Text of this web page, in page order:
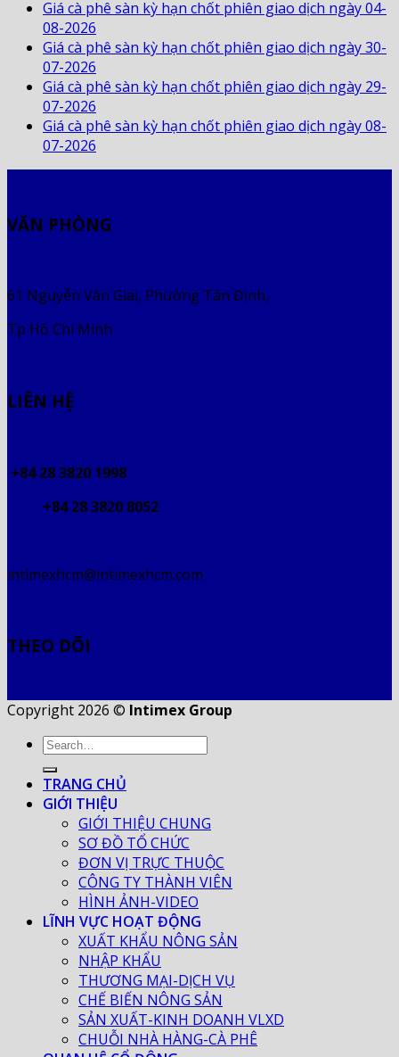
Giá cà phê sàn kỳ hạn chốt phiên giao dịch ngày 04-
08-2026
Giá cà phê sàn kỳ hạn chốt phiên giao dịch ngày 30-
07-2026
Giá cà phê sàn kỳ hạn chốt phiên giao dịch ngày 29-
07-2026
Giá cà phê sàn kỳ hạn chốt phiên giao dịch ngày 08-
07-2026
VĂN PHÒNG
61 Nguyễn Văn Giai, Phường Tân Định,
Tp Hồ Chí Minh
LIÊN HỆ
+84 28 3820 1998
+84 28 3820 8052
intimexhcm@intimexhcm.com
THEO DÕI
Copyright 2026 © Intimex Group
TRANG CHỦ
GIỚI THIỆU
GIỚI THIỆU CHUNG
SƠ ĐỒ TỔ CHỨC
ĐƠN VỊ TRỰC THUỘC
CÔNG TY THÀNH VIÊN
HÌNH ẢNH-VIDEO
LĨNH VỰC HOẠT ĐỘNG
XUẤT KHẨU NÔNG SẢN
NHẬP KHẨU
THƯƠNG MẠI-DỊCH VỤ
CHẾ BIẾN NÔNG SẢN
SẢN XUẤT-KINH DOANH VLXD
CHUỖI NHÀ HÀNG-CÀ PHÊ